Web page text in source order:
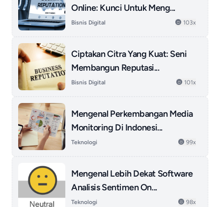
Online: Kunci Untuk Meng...
Bisnis Digital 103x
Ciptakan Citra Yang Kuat: Seni
Membangun Reputasi...
Bisnis Digital 101x
Mengenal Perkembangan Media
Monitoring Di Indonesi...
Teknologi 99x
Mengenal Lebih Dekat Software
Analisis Sentimen On...
Teknologi 98x